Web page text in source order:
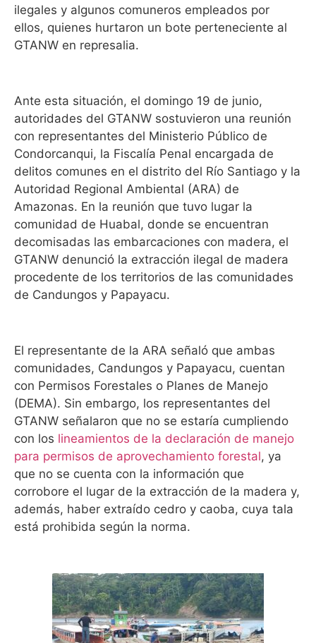
ilegales y algunos comuneros empleados por
ellos, quienes hurtaron un bote perteneciente al
GTANW en represalia.
Ante esta situación, el domingo 19 de junio,
autoridades del GTANW sostuvieron una reunión
con representantes del Ministerio Público de
Condorcanqui, la Fiscalía Penal encargada de
delitos comunes en el distrito del Río Santiago y la
Autoridad Regional Ambiental (ARA) de
Amazonas. En la reunión que tuvo lugar la
comunidad de Huabal, donde se encuentran
decomisadas las embarcaciones con madera, el
GTANW denunció la extracción ilegal de madera
procedente de los territorios de las comunidades
de Candungos y Papayacu.
El representante de la ARA señaló que ambas
comunidades, Candungos y Papayacu, cuentan
con Permisos Forestales o Planes de Manejo
(DEMA). Sin embargo, los representantes del
GTANW señalaron que no se estaría cumpliendo
con los lineamientos de la declaración de manejo
para permisos de aprovechamiento forestal, ya
que no se cuenta con la información que
corrobore el lugar de la extracción de la madera y,
además, haber extraído cedro y caoba, cuya tala
está prohibida según la norma.